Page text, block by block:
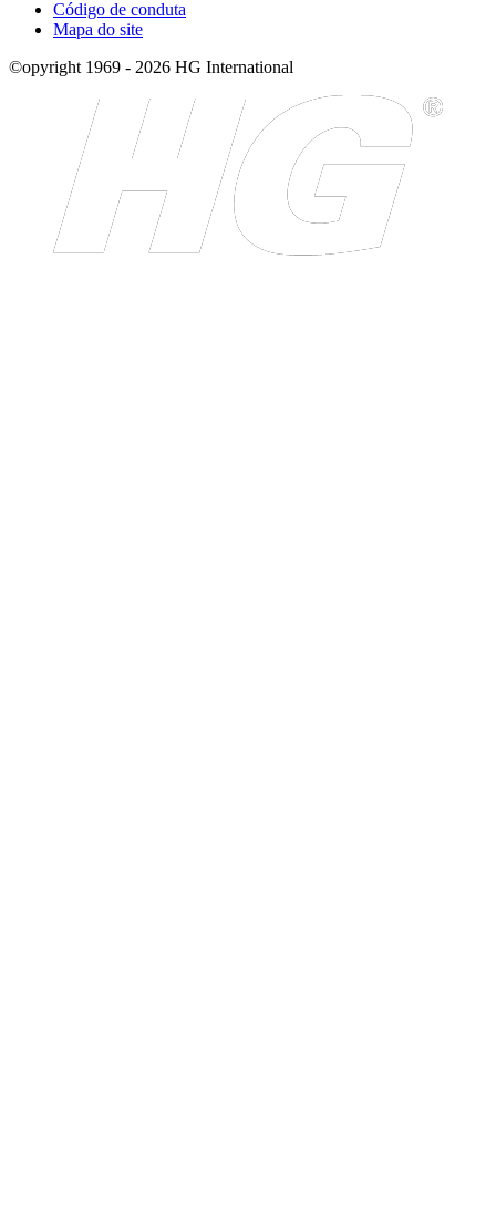
Código de conduta
Mapa do site
©opyright 1969 - 2026 HG International